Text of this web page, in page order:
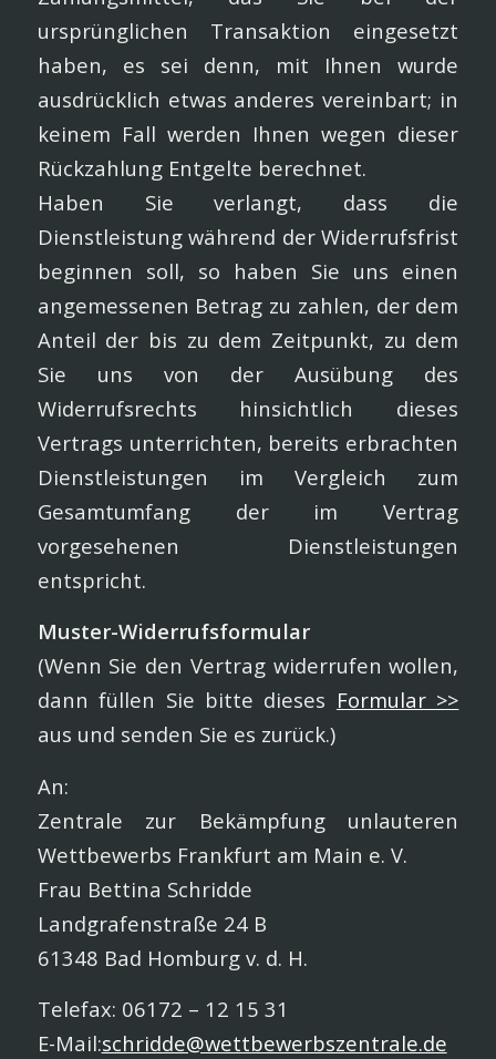
ursprünglichen Transaktion eingesetzt
haben, es sei denn, mit Ihnen wurde
ausdrücklich etwas anderes vereinbart; in
keinem Fall werden Ihnen wegen dieser
Rückzahlung Entgelte berechnet.
Haben Sie verlangt, dass die
Dienstleistung während der Widerrufsfrist
beginnen soll, so haben Sie uns einen
angemessenen Betrag zu zahlen, der dem
Anteil der bis zu dem Zeitpunkt, zu dem
Sie uns von der Ausübung des
Widerrufsrechts hinsichtlich dieses
Vertrags unterrichten, bereits erbrachten
Dienstleistungen im Vergleich zum
Gesamtumfang der im Vertrag
vorgesehenen Dienstleistungen
entspricht.
Muster-Widerrufsformular
(Wenn Sie den Vertrag widerrufen wollen,
dann füllen Sie bitte dieses Formular >>
aus und senden Sie es zurück.)
An:
Zentrale zur Bekämpfung unlauteren
Wettbewerbs Frankfurt am Main e. V.
Frau Bettina Schridde
Landgrafenstraße 24 B
61348 Bad Homburg v. d. H.
Telefax: 06172 – 12 15 31
E-Mail:schridde@wettbewerbszentrale.de